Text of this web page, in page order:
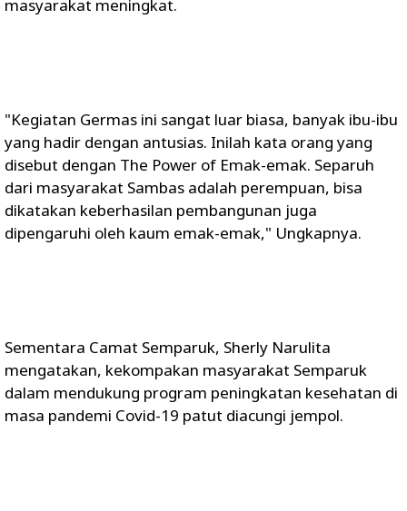
masyarakat meningkat.
"Kegiatan Germas ini sangat luar biasa, banyak ibu-ibu
yang hadir dengan antusias. Inilah kata orang yang
disebut dengan The Power of Emak-emak. Separuh
dari masyarakat Sambas adalah perempuan, bisa
dikatakan keberhasilan pembangunan juga
dipengaruhi oleh kaum emak-emak," Ungkapnya.
Sementara Camat Semparuk, Sherly Narulita
mengatakan, kekompakan masyarakat Semparuk
dalam mendukung program peningkatan kesehatan di
masa pandemi Covid-19 patut diacungi jempol.